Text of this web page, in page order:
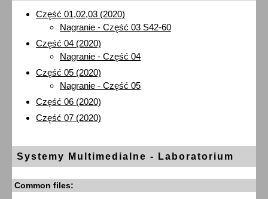
Część 01,02,03 (2020)
Nagranie - Część 03 S42-60
Część 04 (2020)
Nagranie - Część 04
Część 05 (2020)
Nagranie - Część 05
Część 06 (2020)
Część 07 (2020)
Systemy Multimedialne - Laboratorium
Common files: